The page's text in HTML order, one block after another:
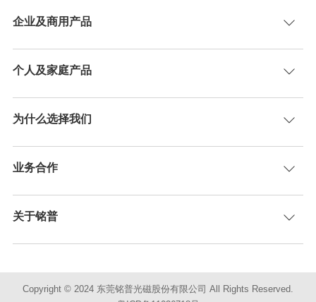
企业及商用产品
个人及家庭产品
为什么选择我们
业务合作
关于铭普
Copyright © 2024 东莞铭普光磁股份有限公司 All Rights Reserved.